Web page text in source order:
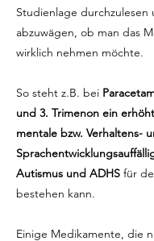
Studienlage durchzulesen
abzuwägen, ob man das
wirklich nehmen möchte.
So steht z.B. bei
und 3. Trimenon ein
mentale bzw. Verhaltens-
Autismus und ADHS für
bestehen kann.
Einige Medikamente, die